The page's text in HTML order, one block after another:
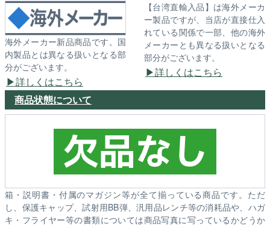
海外メーカー新品商品です。国
内製品とは異なる扱いとなる部
分がございます。
詳しくはこちら
【台湾直輸入品】は海外メーカ
ー製品ですが、当店が直接仕入
れている関係で一部、他の海外
メーカーとも異なる扱いとなる
部分がございます。
詳しくはこちら
商品状態について
箱・説明書・付属のマガジン等が全て揃っている商品です。ただ
し、保護キャップ、試射用BB弾、汎用品レンチ等の消耗品や、ハガ
キ・フライヤー等の書類については商品写真に写っているかどうか